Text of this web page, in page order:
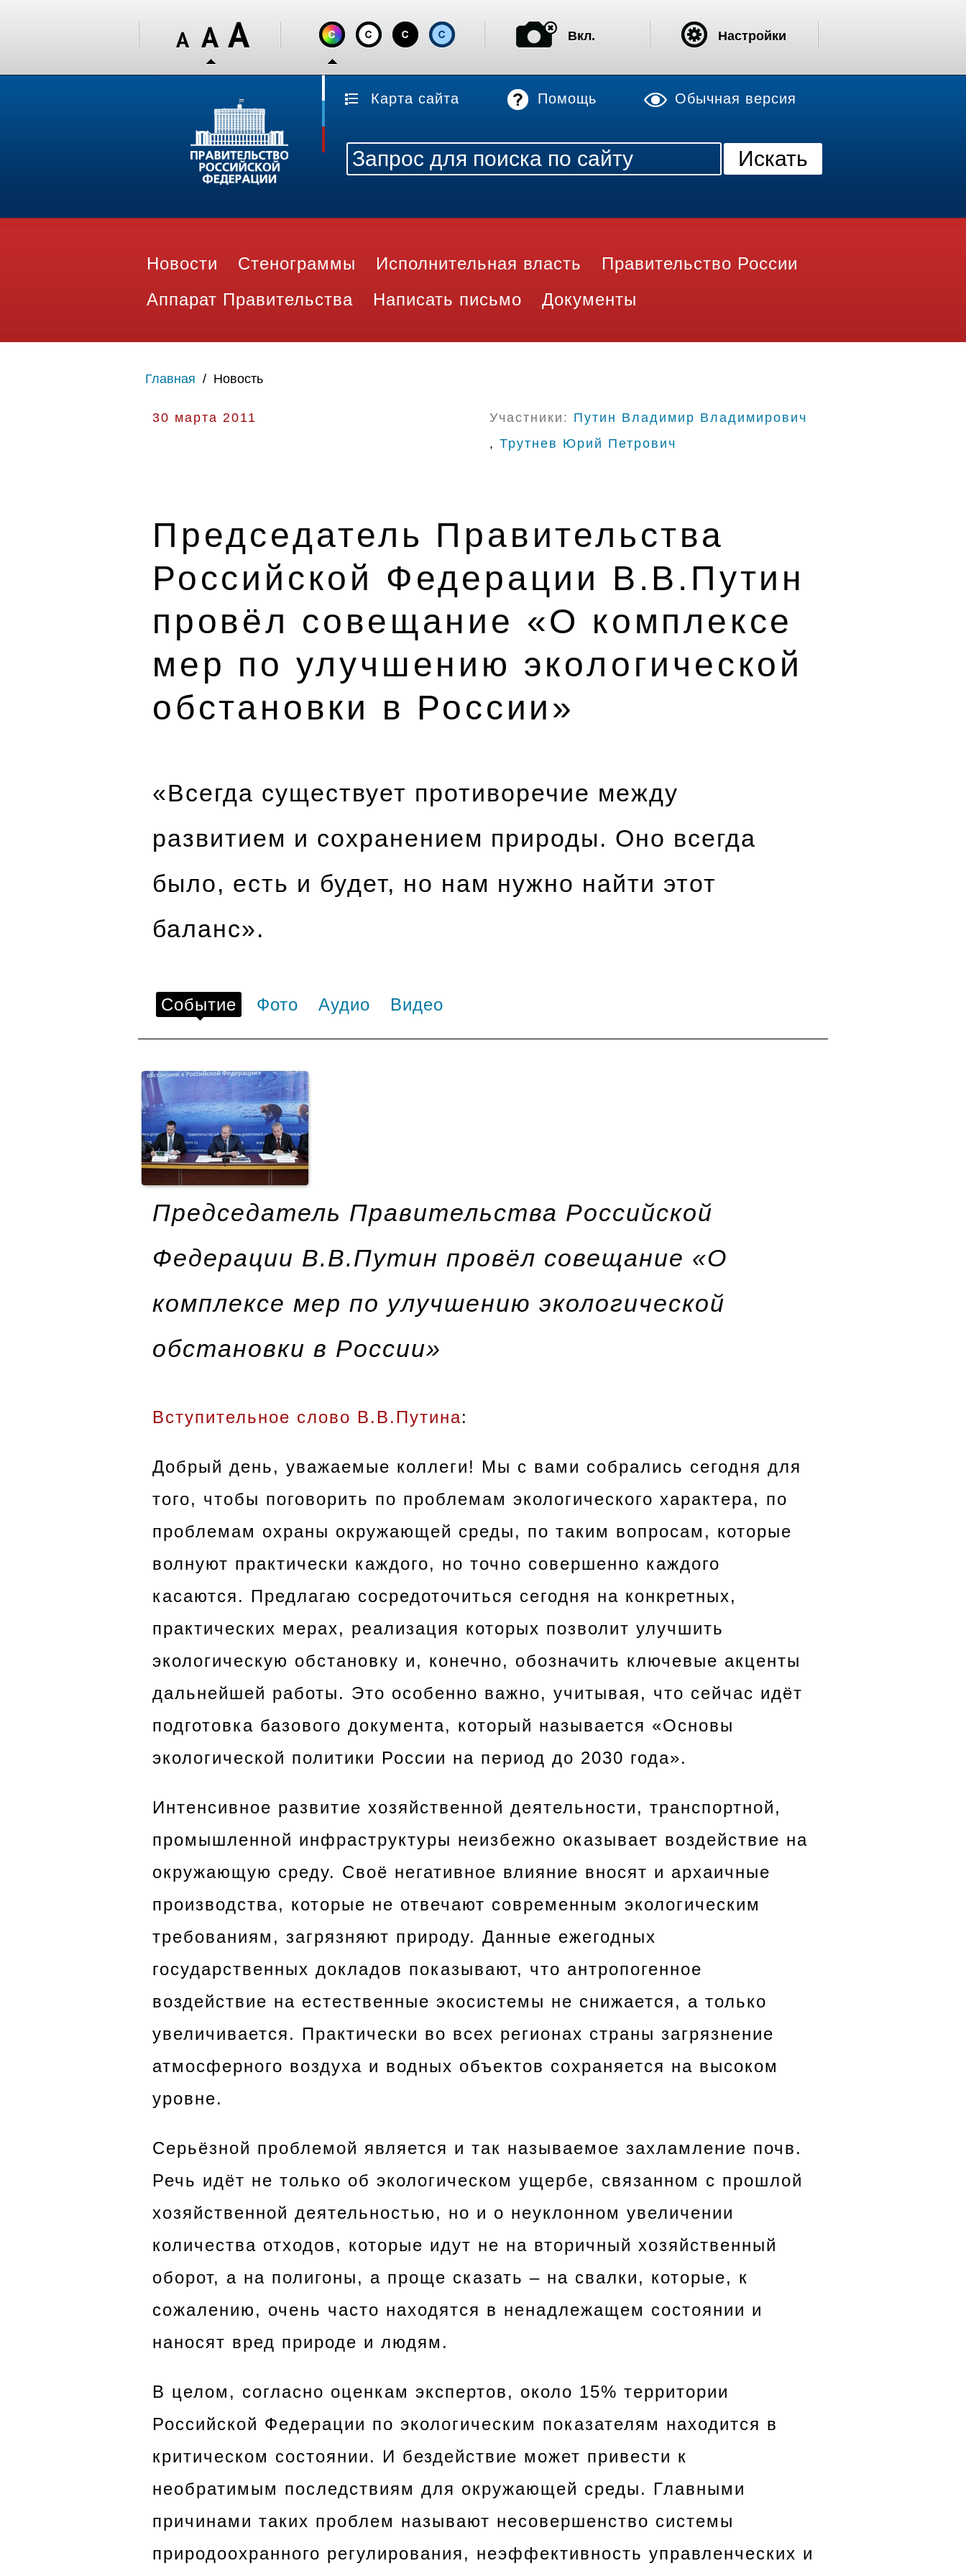
Карта сайта Помощь Обычная версия
Новости Стенограммы Исполнительная власть
Правительство России
Аппарат Правительства
Написать письмо Документы
Главная / Новость
30 марта 2011 Участники: Путин Владимир Владимирович
,Трутнев Юрий Петрович
Председатель Правительства
Российской Федерации В.В.Путин
провёл совещание «О комплексе
мер по улучшению экологической
обстановки в России»
«Всегда существует противоречие между
развитием и сохранением природы. Оно всегда
было, есть и будет, но нам нужно найти этот
баланс».
Событие Фото Аудио Видео
Председатель Правительства Российской
Федерации В.В.Путин провёл совещание «О
комплексе мер по улучшению экологической
обстановки в России»
Вступительное слово В.В.Путина:
Добрый день, уважаемые коллеги! Мы с вами собрались сегодня для
того, чтобы поговорить по проблемам экологического характера, по
проблемам охраны окружающей среды, по таким вопросам, которые
волнуют практически каждого, но точно совершенно каждого
касаются. Предлагаю сосредоточиться сегодня на конкретных,
практических мерах, реализация которых позволит улучшить
экологическую обстановку и, конечно, обозначить ключевые акценты
дальнейшей работы. Это особенно важно, учитывая, что сейчас идёт
подготовка базового документа, который называется «Основы
экологической политики России на период до 2030 года».
Интенсивное развитие хозяйственной деятельности, транспортной,
промышленной инфраструктуры неизбежно оказывает воздействие на
окружающую среду. Своё негативное влияние вносят и архаичные
производства, которые не отвечают современным экологическим
требованиям, загрязняют природу. Данные ежегодных
государственных докладов показывают, что антропогенное
воздействие на естественные экосистемы не снижается, а только
увеличивается. Практически во всех регионах страны загрязнение
атмосферного воздуха и водных объектов сохраняется на высоком
уровне.
Серьёзной проблемой является и так называемое захламление почв.
Речь идёт не только об экологическом ущербе, связанном с прошлой
хозяйственной деятельностью, но и о неуклонном увеличении
количества отходов, которые идут не на вторичный хозяйственный
оборот, а на полигоны, а проще сказать – на свалки, которые, к
сожалению, очень часто находятся в ненадлежащем состоянии и
наносят вред природе и людям.
В целом, согласно оценкам экспертов, около 15% территории
Российской Федерации по экологическим показателям находится в
критическом состоянии. И бездействие может привести к
необратимым последствиям для окружающей среды. Главными
причинами таких проблем называют несовершенство системы
природоохранного регулирования, неэффективность управленческих и
Вкл. Настройки